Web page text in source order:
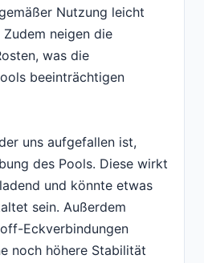
Nutzung leicht
neigen die
was die
beeinträchtigen
uns aufgefallen ist,
des Pools. Diese wirkt
und könnte etwas
sein. Außerdem
Eckverbindungen
noch höhere Stabilität